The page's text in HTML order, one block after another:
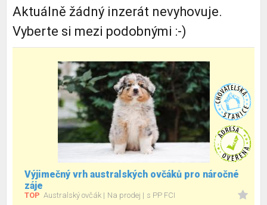
Aktuálně žádný inzerát nevyhovuje.
Vyberte si mezi podobnými :-)
Výjimečný vrh australských ovčáků pro náročné
záje
TOP Australský ovčák Na prodej s PP FCI